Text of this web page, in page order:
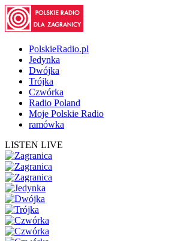
PolskieRadio.pl
Jedynka
Dwójka
Trójka
Czwórka
Radio Poland
Moje Polskie Radio
ramówka
LISTEN LIVE